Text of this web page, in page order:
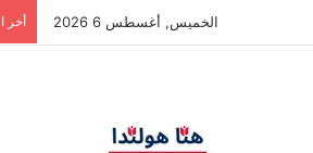
الخميس, أغسطس 6 2026 أخر